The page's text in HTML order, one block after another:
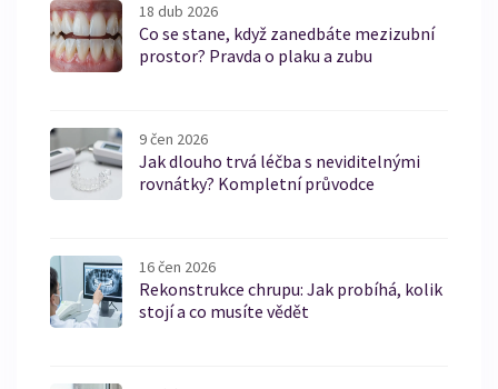
18 dub 2026
Co se stane, když zanedbáte mezizubní
prostor? Pravda o plaku a zubu
9 čen 2026
Jak dlouho trvá léčba s neviditelnými
rovnátky? Kompletní průvodce
16 čen 2026
Rekonstrukce chrupu: Jak probíhá, kolik
stojí a co musíte vědět